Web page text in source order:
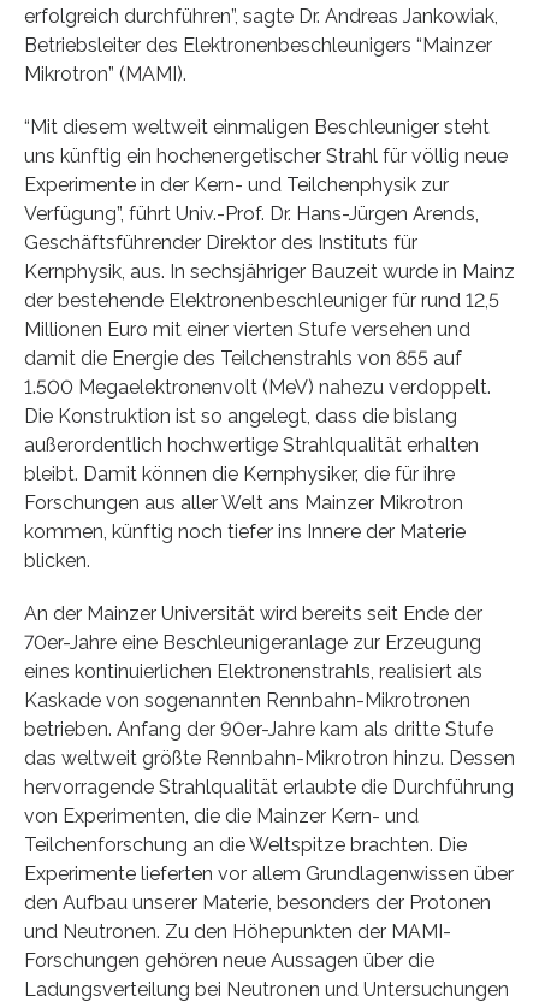
erfolgreich durchführen”, sagte Dr. Andreas Jankowiak,
Betriebsleiter des Elektronenbeschleunigers “Mainzer
Mikrotron” (MAMI).
“Mit diesem weltweit einmaligen Beschleuniger steht
uns künftig ein hochenergetischer Strahl für völlig neue
Experimente in der Kern- und Teilchenphysik zur
Verfügung”, führt Univ.-Prof. Dr. Hans-Jürgen Arends,
Geschäftsführender Direktor des Instituts für
Kernphysik, aus. In sechsjähriger Bauzeit wurde in Mainz
der bestehende Elektronenbeschleuniger für rund 12,5
Millionen Euro mit einer vierten Stufe versehen und
damit die Energie des Teilchenstrahls von 855 auf
1.500 Megaelektronenvolt (MeV) nahezu verdoppelt.
Die Konstruktion ist so angelegt, dass die bislang
außerordentlich hochwertige Strahlqualität erhalten
bleibt. Damit können die Kernphysiker, die für ihre
Forschungen aus aller Welt ans Mainzer Mikrotron
kommen, künftig noch tiefer ins Innere der Materie
blicken.
An der Mainzer Universität wird bereits seit Ende der
70er-Jahre eine Beschleunigeranlage zur Erzeugung
eines kontinuierlichen Elektronenstrahls, realisiert als
Kaskade von sogenannten Rennbahn-Mikrotronen
betrieben. Anfang der 90er-Jahre kam als dritte Stufe
das weltweit größte Rennbahn-Mikrotron hinzu. Dessen
hervorragende Strahlqualität erlaubte die Durchführung
von Experimenten, die die Mainzer Kern- und
Teilchenforschung an die Weltspitze brachten. Die
Experimente lieferten vor allem Grundlagenwissen über
den Aufbau unserer Materie, besonders der Protonen
und Neutronen. Zu den Höhepunkten der MAMI-
Forschungen gehören neue Aussagen über die
Ladungsverteilung bei Neutronen und Untersuchungen